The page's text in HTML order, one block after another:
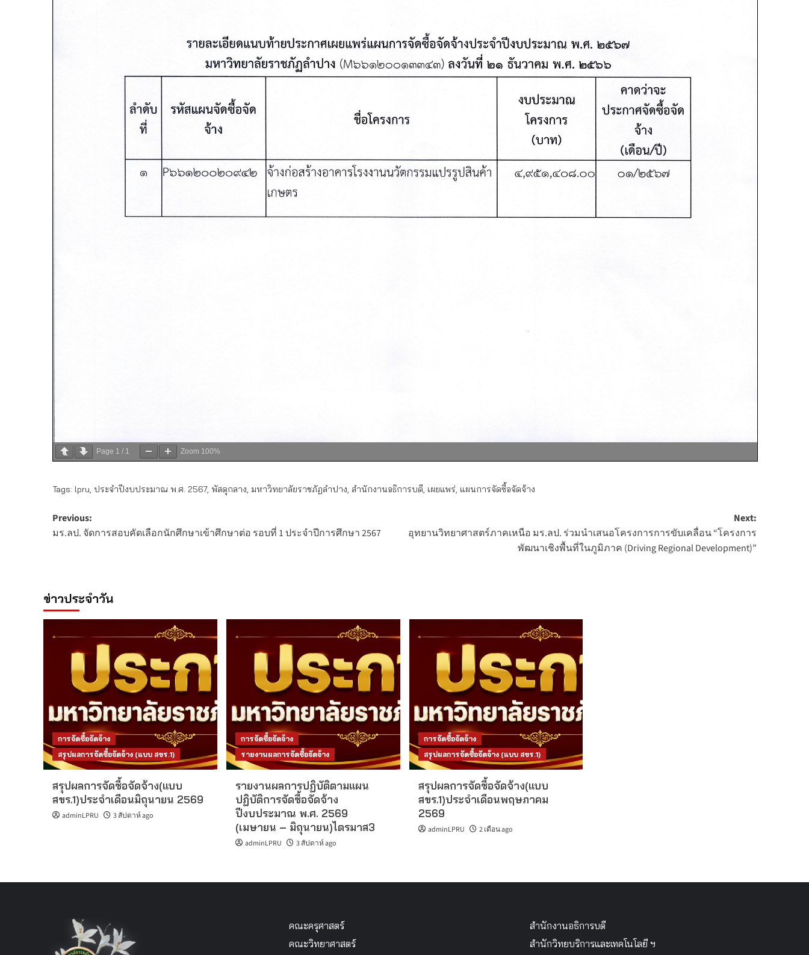
Page 1 / 1 Zoom 100%
Tags: lpru, ประจำปีงบประมาณ พ.ศ. 2567, พัสดุกลาง, มหาวิทยาลัยราชภัฏลำปาง, สำนักงานอธิการบดี, เผยแพร่, แผนการจัดซื้อจัดจ้าง
Post
navigation
Previous:
มร.ลป. จัดการสอบคัดเลือกนักศึกษาเข้าศึกษาต่อ รอบที่ 1 ประจำปีการศึกษา 2567
Next:
อุทยานวิทยาศาสตร์ภาคเหนือ มร.ลป. ร่วมนำเสนอโครงการการขับเคลื่อน “โครงการ
พัฒนาเชิงพื้นที่ในภูมิภาค (Driving Regional Development)”
ข่าวประจำวัน
การจัดซื้อจัดจ้าง
สรุปผลการจัดซื้อจัดจ้าง (แบบ สขร.1)
สรุปผลการจัดซื้อจัดจ้าง(แบบ
สขร.1)ประจำเดือนมิถุนายน 2569
adminLPRU 3 สัปดาห์ ago
การจัดซื้อจัดจ้าง
รายงานผลการจัดซื้อจัดจ้าง
รายงานผลการปฏิบัติตามแผน
ปฏิบัติการจัดซื้อจัดจ้าง
ปีงบประมาณ พ.ศ. 2569
(เมษายน – มิถุนายน)ไตรมาส3
adminLPRU 3 สัปดาห์ ago
การจัดซื้อจัดจ้าง
สรุปผลการจัดซื้อจัดจ้าง (แบบ สขร.1)
สรุปผลการจัดซื้อจัดจ้าง(แบบ
สขร.1)ประจำเดือนพฤษภาคม
2569
adminLPRU 2 เดือน ago
คณะครุศาสตร์
คณะวิทยาศาสตร์
สำนักงานอธิการบดี
สำนักวิทยบริการและเทคโนโลยี ฯ